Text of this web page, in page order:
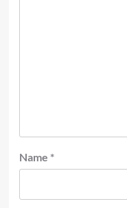
Name *